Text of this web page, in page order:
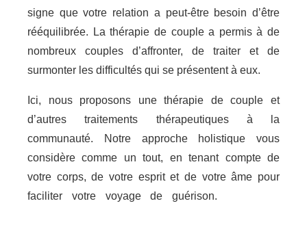
signe que votre relation a peut-être besoin d’être
rééquilibrée. La thérapie de couple a permis à de
nombreux couples d’affronter, de traiter et de
surmonter les difficultés qui se présentent à eux.
Ici, nous proposons une thérapie de couple et
d’autres traitements thérapeutiques à la
communauté. Notre approche holistique vous
considère comme un tout, en tenant compte de
votre corps, de votre esprit et de votre âme pour
faciliter votre voyage de guérison.